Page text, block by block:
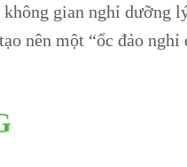
không gian nghỉ dưỡng
nên một “ốc đảo